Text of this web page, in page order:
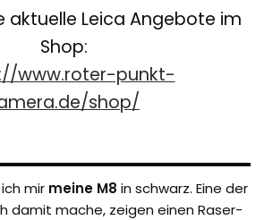
aktuelle Leica Angebote im
Shop:
www.roter-punkt-
shop/
mir meine M8 in schwarz. Eine der
damit mache, zeigen einen Raser-